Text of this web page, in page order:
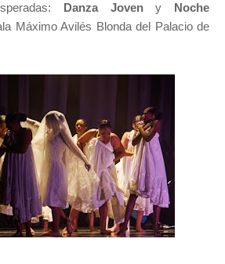
Danza Joveny
Noche
Máximo Avilés Blonda del Palacio de